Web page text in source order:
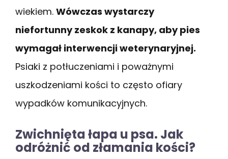
wiekiem. Wówczas wystarczy
niefortunny zeskok z kanapy, aby pies
wymagał interwencji weterynaryjnej.
Psiaki z potłuczeniami i poważnymi
uszkodzeniami kości to często ofiary
wypadków komunikacyjnych.
Zwichnięta łapa u psa. Jak
odróżnić od złamania kości?